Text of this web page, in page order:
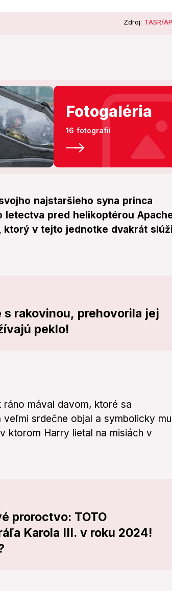
Zdroj: TASR/AP
Fotogaléria
16 fotografií
najstaršieho syna princa
letectva pred helikoptérou
ktorý v tejto jednotke dvakrát
s rakovinou, prehovorila jej
peklo!
mával davom, ktoré sa
srdečne objal a symbolicky mu
ktorom Harry lietal na misiách v
proroctvo: TOTO
Karola III. v roku 2024!